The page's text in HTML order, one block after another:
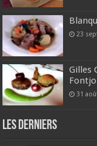
23
Gilles
31
Les derniers